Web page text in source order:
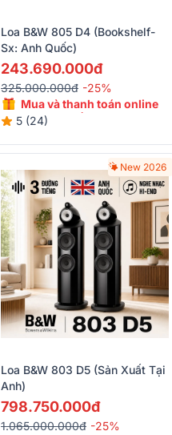
Loa B&W 805 D4 (Bookshelf-
Sx: Anh Quốc)
243.690.000đ
325.000.000đ -25%
Mua và thanh toán online
giảm giá đến 20%
5 (24)
New 2026
Loa B&W 803 D5 (Sản Xuất Tại
Anh)
798.750.000đ
1.065.000.000đ -25%